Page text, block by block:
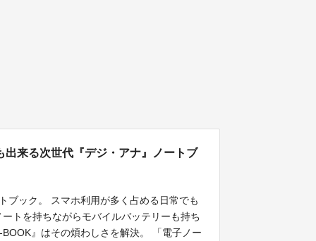
来る次世代『デジ・アナ』ノートブ
ブック。 スマホ利用が多く占める日常でも
トを持ちながらモバイルバッテリーも持ち
』はその煩わしさを解決。 「電子ノー